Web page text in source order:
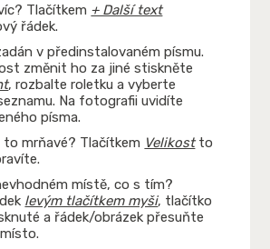
Tlačítkem + Další text
řádek.
v předinstalovaném písmu.
změnit ho za jiné stiskněte
, rozbalte roletku a vyberte
Na fotografii uvidíte
písma.
to mrňavé? Tlačítkem Velikostto
místě, co s tím?
levým tlačítkem myši, tlačítko
a řádek/obrázek přesuňte